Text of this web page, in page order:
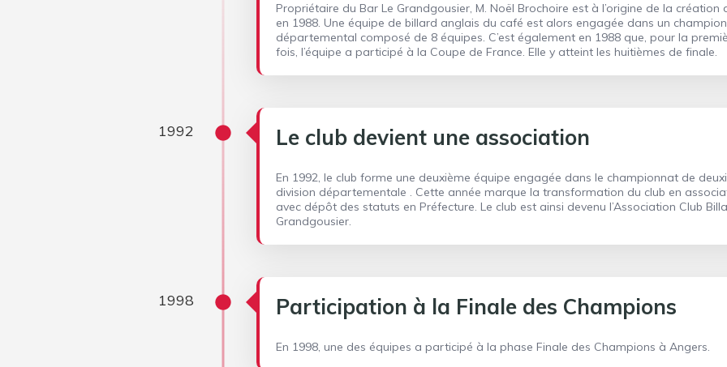
Propriétaire du Bar Le Grandgousier, M. Noël Brochoire est à l’origine de la création
en 1988. Une équipe de billard anglais du café est alors engagée dans un
départemental composé de 8 équipes. C’est également en 1988 que, pour la
fois, l’équipe a participé à la Coupe de France. Elle y atteint les huitièmes de finale.
1992 Le club devient une association
En 1992, le club forme une deuxième équipe engagée dans le championnat de
division départementale . Cette année marque la transformation du club en
avec dépôt des statuts en Préfecture. Le club est ainsi devenu l’Association Club
Grandgousier.
1998 Participation à la Finale des Champions
En 1998, une des équipes a participé à la phase Finale des Champions à Angers.